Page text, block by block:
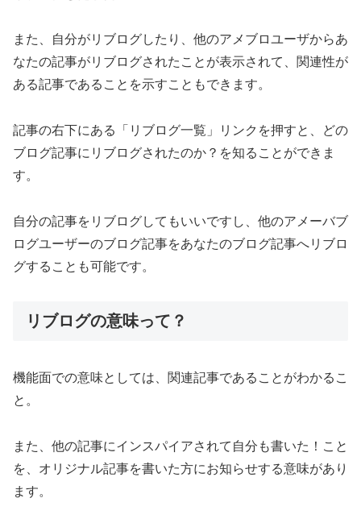
また、自分がリブログしたり、他のアメブロユーザからあ
なたの記事がリブログされたことが表示されて、関連性が
ある記事であることを示すこともできます。
記事の右下にある「リブログ一覧」リンクを押すと、どの
ブログ記事にリブログされたのか？を知ることができま
す。
自分の記事をリブログしてもいいですし、他のアメーバブ
ログユーザーのブログ記事をあなたのブログ記事へリブロ
グすることも可能です。
リブログの意味って？
機能面での意味としては、関連記事であることがわかるこ
と。
また、他の記事にインスパイアされて自分も書いた！こと
を、オリジナル記事を書いた方にお知らせする意味があり
ます。